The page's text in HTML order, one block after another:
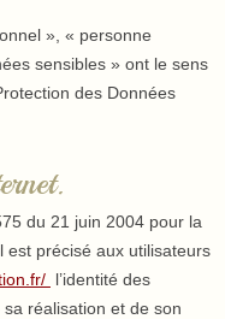
», « personne
sensibles » ont le sens
des Données
du 21 juin 2004 pour la
est précisé aux utilisateurs
l’identité des
réalisation et de son